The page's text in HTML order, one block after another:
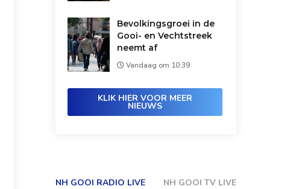
Bevolkingsgroei in de
Gooi- en Vechtstreek
neemt af
Vandaag om 10:39
KLIK HIER VOOR MEER
NIEUWS
NH GOOI RADIO LIVE NH GOOI TV LIVE